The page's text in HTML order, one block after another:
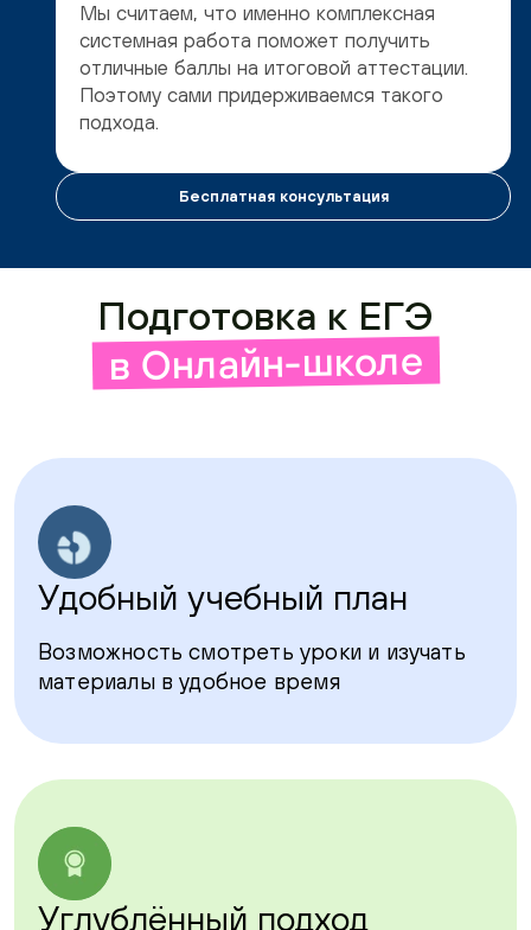
Мы считаем, что именно комплексная
системная работа поможет получить
отличные баллы на итоговой аттестации.
Поэтому сами придерживаемся такого
подхода.
Бесплатная консультация
Подготовка к ЕГЭ
в Онлайн-школе
Удобный учебный план
Возможность смотреть уроки и изучать
материалы в удобное время
Углублённый подход